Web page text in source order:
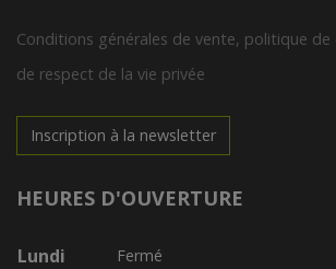
Conditions générales de vente, politique
de respect de la vie privée
Inscription à la newsletter
HEURES D'OUVERTURE
Lundi Fermé